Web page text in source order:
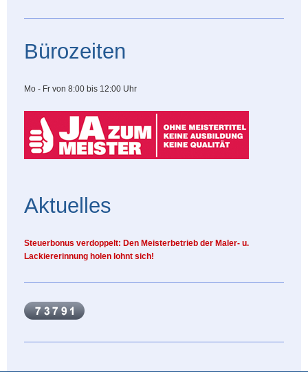
Bürozeiten
Mo - Fr von 8:00 bis 12:00 Uhr
Aktuelles
Steuerbonus verdoppelt: Den Meisterbetrieb der Maler- u.
Lackiererinnung holen lohnt sich!